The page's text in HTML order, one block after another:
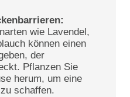
wie Lavendel,
können einen
der
Pflanzen Sie
herum, um eine
schaffen.